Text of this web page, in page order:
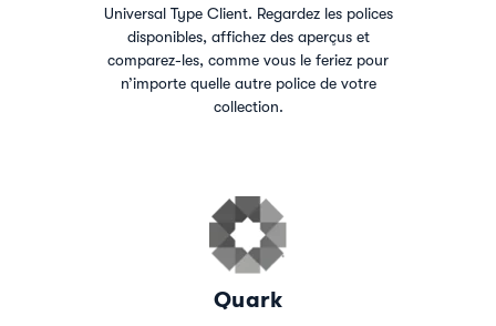
Universal Type Client. Regardez les polices
disponibles, affichez des aperçus et
comparez-les, comme vous le feriez pour
n’importe quelle autre police de votre
collection.
Quark